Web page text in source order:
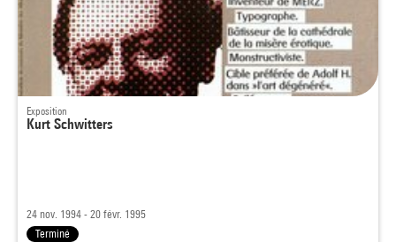
Exposition
Kurt Schwitters
24 nov. 1994 - 20 févr. 1995
Terminé